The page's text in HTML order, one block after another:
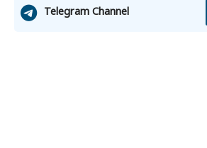
Telegram Channel